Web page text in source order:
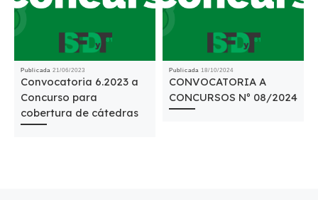
Publicada 21/06/2023
Convocatoria 6.2023 a
Concurso para
cobertura de cátedras
Publicada 18/10/2024
CONVOCATORIA A
CONCURSOS Nº 08/2024